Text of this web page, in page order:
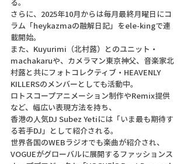
さらに、2025年10月からは毎月最終月曜日にコ
ラム「heykazmaの融解日記」をele-kingで連
載開始。
また、Kuyurimi（北村蕗）とのユニット・
machakaruや、カメラマン東京神父、音楽家北
村蕗と共にフォトコレクティブ・HEAVENLY
KILLERSのメンバーとしても活動中。
ロトスコープアニメーション制作やRemix提供
など、幅広い表現方法を持ち、
香港の人気DJ Subez Yetiには「いま最も期待す
る若手DJ」として紹介される。
世界各国のWEBラジオでも楽曲が紹介され、
VOGUEがグローバルに展開するファッションス